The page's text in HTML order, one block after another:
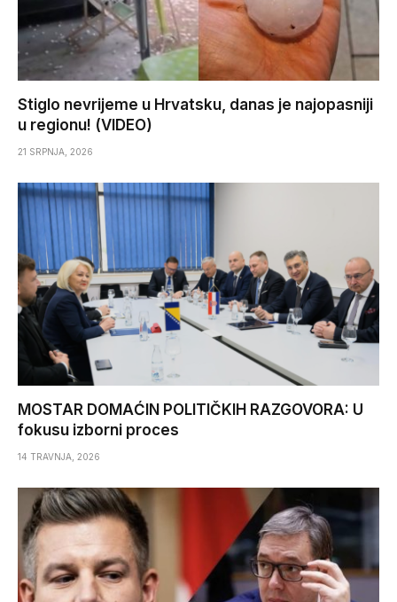
Stiglo nevrijeme u Hrvatsku, danas je najopasniji
u regionu! (VIDEO)
21 SRPNJA, 2026
MOSTAR DOMAĆIN POLITIČKIH RAZGOVORA: U
fokusu izborni proces
14 TRAVNJA, 2026